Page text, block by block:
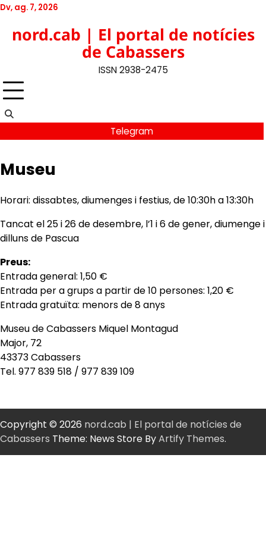
Skip
content
Dv, ag. 7, 2026
Facebook
YouTube
Instagram
nord.cab | El portal de notícies
de Cabassers
ISSN 2938-2475
Telegram
Museu
Horari: dissabtes, diumenges i festius, de 10:30h a 13:30h
Tancat el 25 i 26 de desembre, l’1 i 6 de gener, diumenge i
dilluns de Pascua
Preus:
Entrada general: 1,50 €
Entrada per a grups a partir de 10 persones: 1,20 €
Entrada gratuïta: menors de 8 anys
Museu de Cabassers Miquel Montagud
Major, 72
43373 Cabassers
Tel. 977 839 518 / 977 839 109
Copyright © 2026 nord.cab | El portal de notícies de
Cabassers Theme: News Store ByArtify Themes.